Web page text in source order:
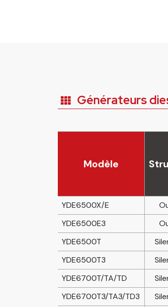
Générateurs
Modèle
YDE6500X/E
YDE6500E3
YDE6500T
YDE6500T3
YDE6700T/TA/TD
YDE6700T3/TA3/TD3